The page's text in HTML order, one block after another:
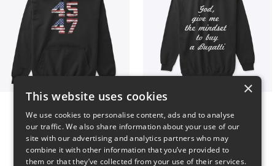
$40 $51
×
This website uses cookies
We use cookies to personalise content, ads and to analyse
our traffic. We also share information about your use of our
site with our advertising and analytics partners who may
combine it with other information that you’ve provided to
them or that they’ve collected from your use of their services.